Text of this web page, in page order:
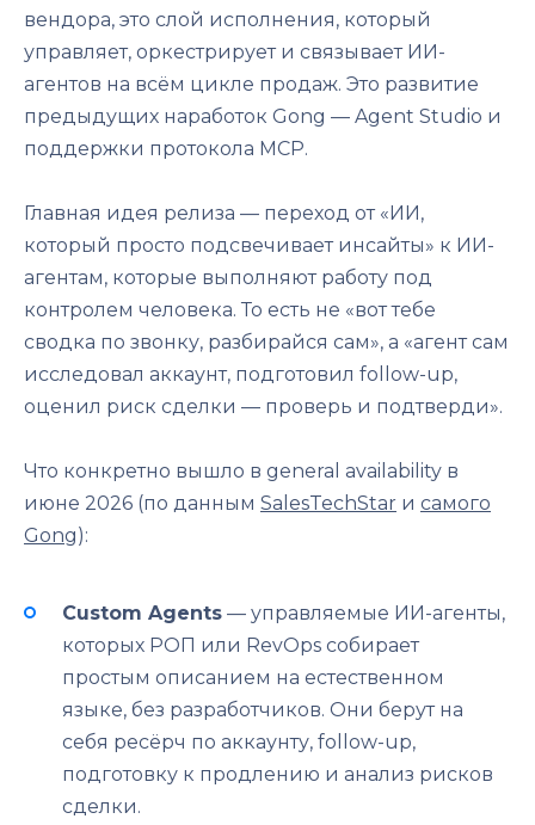
вендора, это слой исполнения, который
управляет, оркестрирует и связывает ИИ-
агентов на всём цикле продаж. Это развитие
предыдущих наработок Gong — Agent Studio и
поддержки протокола MCP.
Главная идея релиза — переход от «ИИ,
который просто подсвечивает инсайты» к ИИ-
агентам, которые выполняют работу под
контролем человека. То есть не «вот тебе
сводка по звонку, разбирайся сам», а «агент сам
исследовал аккаунт, подготовил follow-up,
оценил риск сделки — проверь и подтверди».
Что конкретно вышло в general availability в
июне 2026 (по данным SalesTechStar и самого
Gong):
Custom Agents — управляемые ИИ-агенты,
которых РОП или RevOps собирает
простым описанием на естественном
языке, без разработчиков. Они берут на
себя ресёрч по аккаунту, follow-up,
подготовку к продлению и анализ рисков
сделки.